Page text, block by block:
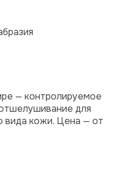
— контролируемое
для
вида кожи. Цена — от